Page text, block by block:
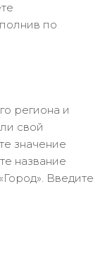
по
региона и
свой
значение
название
Введите